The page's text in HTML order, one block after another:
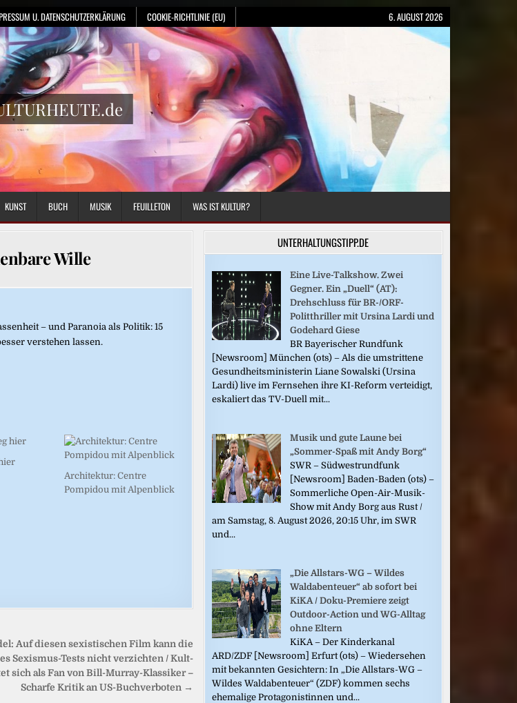
U. DATENSCHUTZERKLÄRUNG COOKIE-RICHTLINIE (EU) 6. AUGUST 2026
KUNST BUCH MUSIK FEUILLETON WAS IST KULTUR?
Wille
– und Paranoia als Politik: 15
verstehen lassen.
Architektur: Centre
Pompidou mit Alpenblick
Auf diesen sexistischen Film kann die
Sexismus-Tests nicht verzichten / Kult-
sich als Fan von Bill-Murray-Klassiker –
Scharfe Kritik an US-Buchverboten →
UNTERHALTUNGSTIPP.DE
Eine Live-Talkshow. Zwei
Gegner. Ein „Duell“ (AT):
Drehschluss für BR-/ORF-
Politthriller mit Ursina Lardi und
Godehard Giese
BR Bayerischer Rundfunk
[Newsroom] München (ots) – Als die umstrittene
Gesundheitsministerin Liane Sowalski (Ursina
Lardi) live im Fernsehen ihre KI-Reform verteidigt,
eskaliert das TV-Duell mit...
Musik und gute Laune bei
„Sommer-Spaß mit Andy Borg“
SWR – Südwestrundfunk
[Newsroom] Baden-Baden (ots) –
Sommerliche Open-Air-Musik-
Show mit Andy Borg aus Rust /
am Samstag, 8. August 2026, 20:15 Uhr, im SWR
und...
„Die Allstars-WG – Wildes
Waldabenteuer“ ab sofort bei
KiKA / Doku-Premiere zeigt
Outdoor-Action und WG-Alltag
ohne Eltern
KiKA – Der Kinderkanal
ARD/ZDF [Newsroom] Erfurt (ots) – Wiedersehen
mit bekannten Gesichtern: In „Die Allstars-WG –
Wildes Waldabenteuer“ (ZDF) kommen sechs
ehemalige Protagonistinnen und...